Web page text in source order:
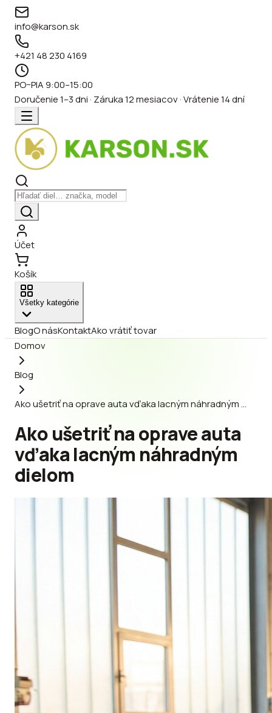
info@karson.sk
+421 48 230 4169
PO–PIA 9:00–15:00
Doručenie 1–3 dni · Záruka 12 mesiacov · Vrátenie 14 dní
Účet
Košík
Všetky kategórie
BlogO násKontaktAko vrátiť tovar
Domov
Blog
Ako ušetriť na oprave auta vďaka lacným náhradným …
Ako ušetriť na oprave auta
vďaka lacným náhradným
dielom